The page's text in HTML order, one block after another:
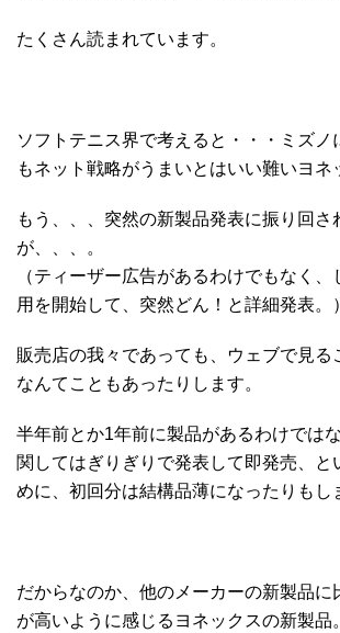
たくさん読まれています。
ソフトテニス界で考えると・・・ミズノ
もネット戦略がうまいとはいい難いヨネ
もう、、、突然の新製品発表に振り回さ
が、、、。
（ティーザー広告があるわけでもなく
用を開始して、突然どん！と詳細発表。）
販売店の我々であっても、ウェブで見る
なんてこともあったりします。
半年前とか1年前に製品があるわけでは
関してはぎりぎりで発表して即発売、と
めに、初回分は結構品薄になったりもし
だからなのか、他のメーカーの新製品に
が高いように感じるヨネックスの新製品。